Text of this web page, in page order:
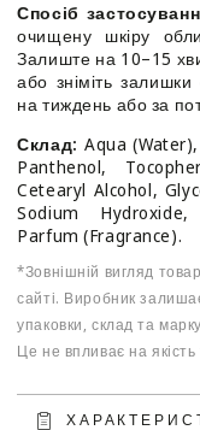
Спосіб
очищену шкіру
Залиште на 10–15
або зніміть
на тиждень або за
Склад: Aqua
Panthenol,
Cetearyl Alcohol,
Sodium Hydroxide,
Parfum (Fragrance).
*Зовнішній вигляд
сайті. Виробник
упаковки, склад та
Це не впливає на якість